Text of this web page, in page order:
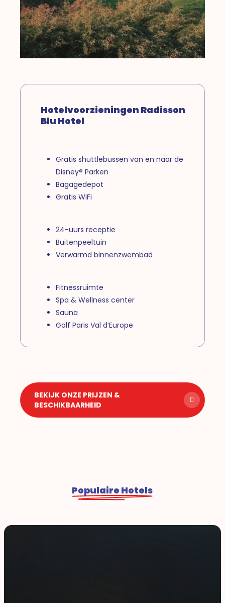
Hotelvoorzieningen Radisson
Blu Hotel
Gratis shuttlebussen van en naar de
Disney® Parken
Bagagedepot
Gratis WiFi
24-uurs receptie
Buitenpeeltuin
Verwarmd binnenzwembad
Fitnessruimte
Spa & Wellness center
Sauna
Golf Paris Val d’Europe
BEKIJK ONZE PRIJZEN &
BESCHIKBAARHEID
Populaire Hotels